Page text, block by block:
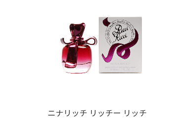
ニナリッチ リッチー リッチ